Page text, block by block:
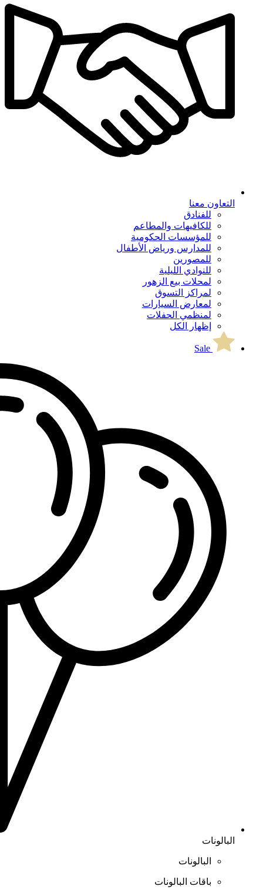
التعاون معنا
للفنادق
للكافيهات والمطاعم
للمؤسسات الحكومية
للمدارس ورياض الأطفال
للمصورين
للنوادي الليلية
لمحلات بيع الزهور
لمراكز التسوق
لمعارض السيارات
لمنظمي الحفلات
إظهار الكل
البالونات
البالونات
باقات البالونات